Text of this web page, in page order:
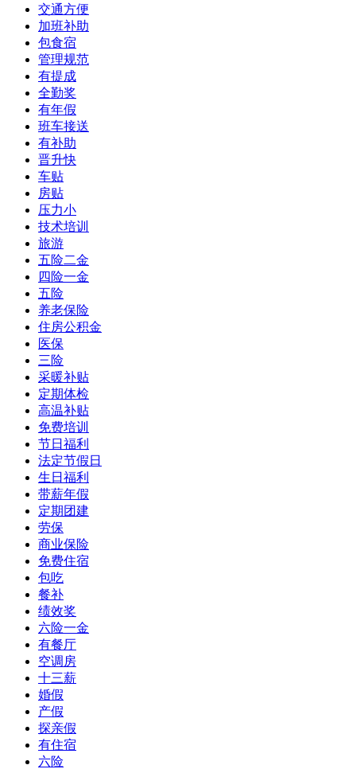
交通方便
加班补助
包食宿
管理规范
有提成
全勤奖
有年假
班车接送
有补助
晋升快
车贴
房贴
压力小
技术培训
旅游
五险二金
四险一金
五险
养老保险
住房公积金
医保
三险
采暖补贴
定期体检
高温补贴
免费培训
节日福利
法定节假日
生日福利
带薪年假
定期团建
劳保
商业保险
免费住宿
包吃
餐补
绩效奖
六险一金
有餐厅
空调房
十三薪
婚假
产假
探亲假
有住宿
六险